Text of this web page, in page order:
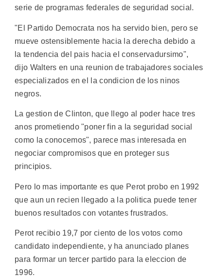
serie de programas federales de seguridad social.
"El Partido Democrata nos ha servido bien, pero se
mueve ostensiblemente hacia la derecha debido a
la tendencia del pais hacia el conservadursimo",
dijo Walters en una reunion de trabajadores sociales
especializados en el la condicion de los ninos
negros.
La gestion de Clinton, que llego al poder hace tres
anos prometiendo "poner fin a la seguridad social
como la conocemos", parece mas interesada en
negociar compromisos que en proteger sus
principios.
Pero lo mas importante es que Perot probo en 1992
que aun un recien llegado a la politica puede tener
buenos resultados con votantes frustrados.
Perot recibio 19,7 por ciento de los votos como
candidato independiente, y ha anunciado planes
para formar un tercer partido para la eleccion de
1996.